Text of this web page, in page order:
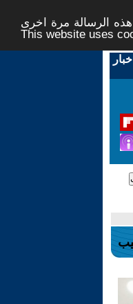
الرسالة مرة اخرى -
This website uses
اخبار